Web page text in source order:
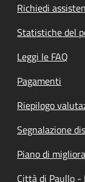
Richiedi
Statistiche del
Leggi le FAQ
Pagamenti
Riepilogo
Segnalazione
Piano di
Città di Paullo